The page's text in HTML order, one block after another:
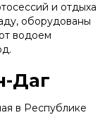
и отдыха
оборудованы
водоем
Даг
в Республике